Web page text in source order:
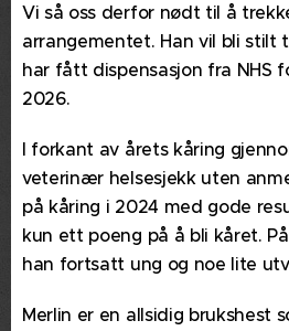
Vi så oss derfor nødt til å
arrangementet. Han vil bli stilt
har fått dispensasjon fra NHS
2026.
I forkant av årets kåring
veterinær helsesjekk uten
på kåring i 2024 med gode
kun ett poeng på å bli kåret.
han fortsatt ung og noe lite
Merlin er en allsidig brukshest